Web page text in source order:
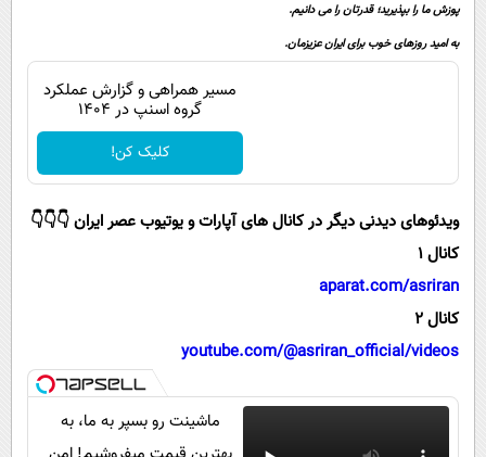
اخبار کریپتو
باشگاه مغز
مجله تصویری سلاح
فیلم
اقتصاد
ورزش
سیاست
سرگرمی
سلامت
فرهنگی
عصر ایران 2
خواندنی ها و دیدنی ها
داستان کوتاه
پیامک
آموزش زبان
پوزش ما را بپذیرید؛ قدرتان را می دانیم.
به امید روزهای خوب برای ایران عزیزمان.
مسیر همراهی و گزارش عملکرد
گروه اسنپ در ۱۴۰۴
کلیک کن!
ویدئوهای دیدنی دیگر در کانال های آپارات و یوتیوب عصر ایران 👇👇👇
کانال 1
aparat.com/asriran
کانال 2
youtube.com/@asriran_official/videos
ماشینت رو بسپر به ما، به